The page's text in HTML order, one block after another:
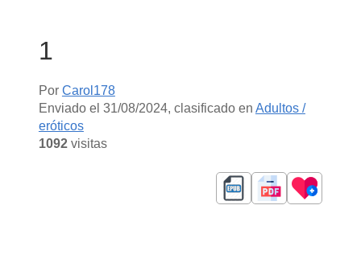
1
Por Carol178
Enviado el 31/08/2024, clasificado en Adultos /
eróticos
1092visitas